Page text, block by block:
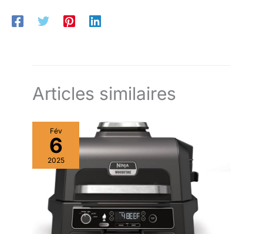
bouton de commande et l'allumage automatique peut être
Articles similaires
Fév
6
2025